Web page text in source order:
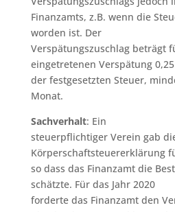
Finanzamts, z.B. wenn die
worden ist. Der
Verspätungszuschlag beträgt
eingetretenen Verspätung 0,25
der festgesetzten Steuer,
Monat.
Sachverhalt: Ein
steuerpflichtiger Verein gab
Körperschaftsteuererklärung
so dass das Finanzamt die
schätzte. Für das Jahr 2020
forderte das Finanzamt den